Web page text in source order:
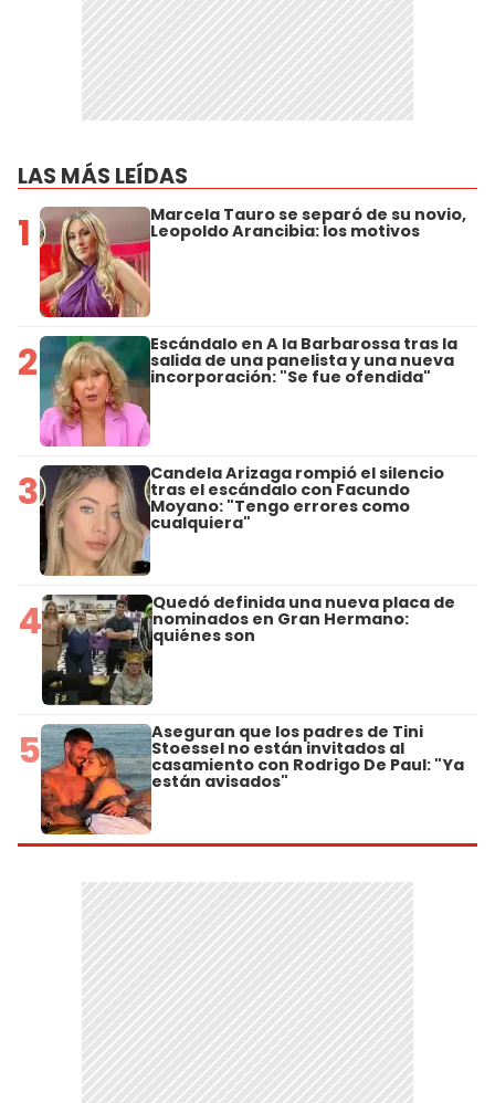
LAS MÁS LEÍDAS
1 Marcela Tauro se separó de su novio,
Leopoldo Arancibia: los motivos
2 Escándalo en A la Barbarossa tras la
salida de una panelista y una nueva
incorporación: "Se fue ofendida"
3 Candela Arizaga rompió el silencio
tras el escándalo con Facundo
Moyano: "Tengo errores como
cualquiera"
4 Quedó definida una nueva placa de
nominados en Gran Hermano:
quiénes son
5 Aseguran que los padres de Tini
Stoessel no están invitados al
casamiento con Rodrigo De Paul: "Ya
están avisados"